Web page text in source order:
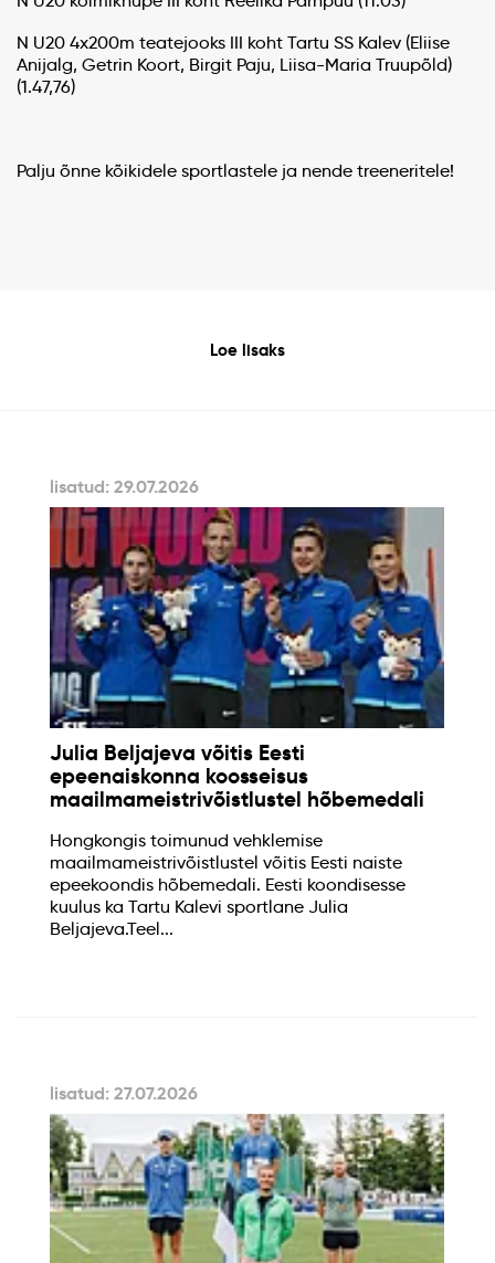
N U20 4x200m teatejooks III koht Tartu SS Kalev (Eliise
Anijalg, Getrin Koort, Birgit Paju, Liisa-Maria Truupõld)
(1.47,76)
Palju õnne kõikidele sportlastele ja nende treeneritele!
Loe lisaks
lisatud: 29.07.2026
Julia Beljajeva võitis Eesti
epeenaiskonna koosseisus
maailmameistrivõistlustel hõbemedali
Hongkongis toimunud vehklemise
maailmameistrivõistlustel võitis Eesti naiste
epeekoondis hõbemedali. Eesti koondisesse
kuulus ka Tartu Kalevi sportlane Julia
Beljajeva.Teel...
lisatud: 27.07.2026